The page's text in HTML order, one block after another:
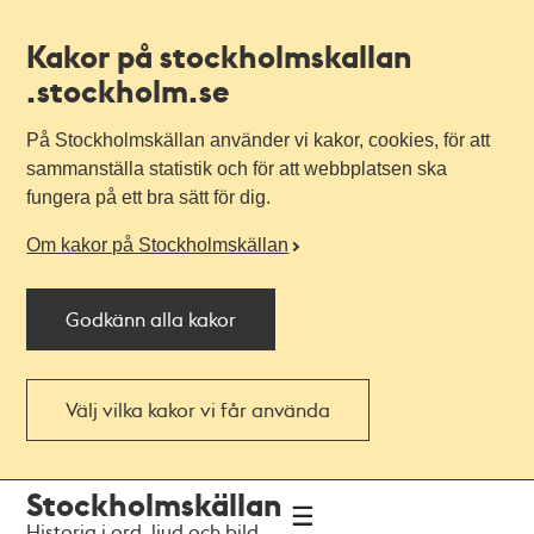
Kakor på stockholmskallan
.stockholm.se
På Stockholmskällan använder vi kakor, cookies, för att
sammanställa statistik och för att webbplatsen ska
fungera på ett bra sätt för dig.
Om kakor på Stockholmskällan
Godkänn alla kakor
Välj vilka kakor vi får använda
navigationen
huvudinnehållet
Stockholmskällan